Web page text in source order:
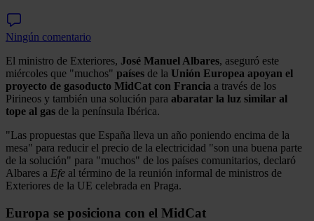
Ningún comentario
El ministro de Exteriores, José Manuel Albares, aseguró este
miércoles que "muchos" países de la Unión Europea apoyan el
proyecto de gasoducto MidCat con Francia a través de los
Pirineos y también una solución para abaratar la luz similar al
tope al gas de la península Ibérica.
"Las propuestas que España lleva un año poniendo encima de la
mesa" para reducir el precio de la electricidad "son una buena parte
de la solución" para "muchos" de los países comunitarios, declaró
Albares a Efe al término de la reunión informal de ministros de
Exteriores de la UE celebrada en Praga.
Europa se posiciona con el MidCat